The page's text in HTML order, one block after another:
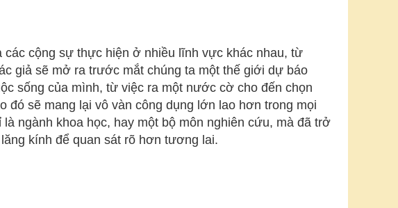
cộng sự thực hiện ở nhiều lĩnh vực khác nhau, từ
giả sẽ mở ra trước mắt chúng ta một thế giới dự báo
sống của mình, từ việc ra một nước cờ cho đến chọn
sẽ mang lại vô vàn công dụng lớn lao hơn trong mọi
ngành khoa học, hay một bộ môn nghiên cứu, mà đã trở
kính để quan sát rõ hơn tương lai.